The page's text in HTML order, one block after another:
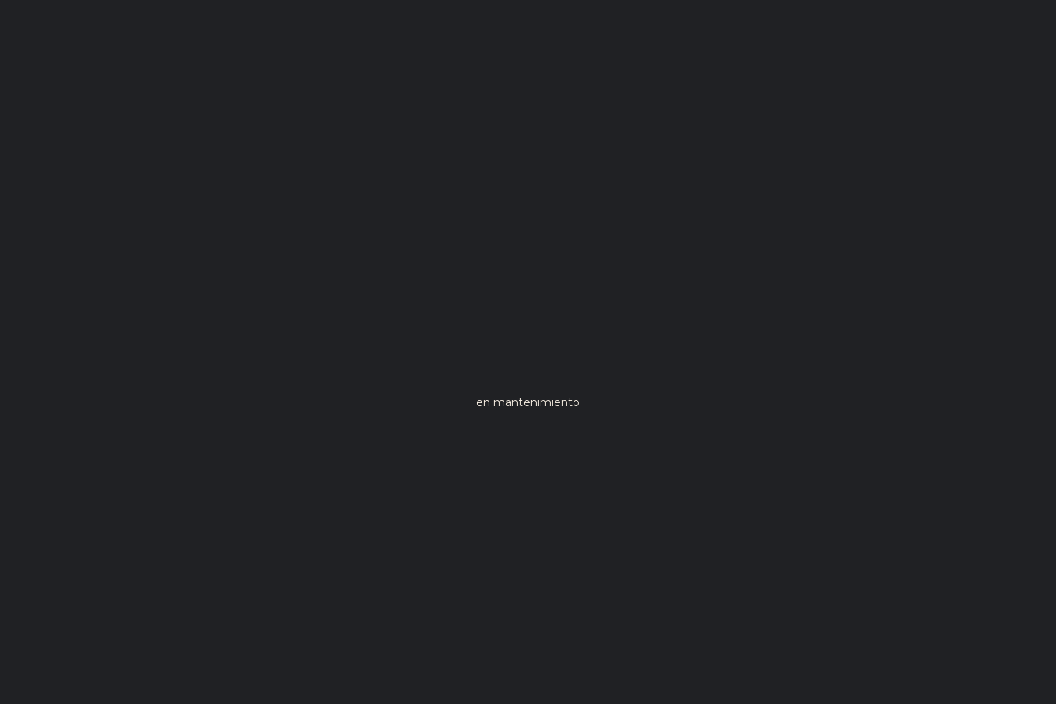
en mantenimiento